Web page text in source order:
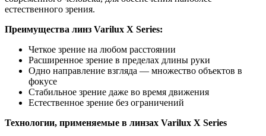
естественного зрения.
Преимущества линз Varilux X Series:
Четкое зрение на любом расстоянии
Расширенное зрение в пределах длины руки
Одно направление взгляда — множество объектов в
фокусе
Стабильное зрение даже во время движения
Естественное зрение без ограничений
Технологии, применяемые в линзах Varilux X Series